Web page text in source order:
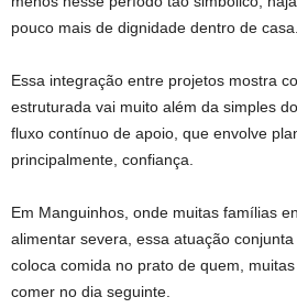
pouco mais de dignidade dentro de casa.
Essa integração entre projetos mostra
estruturada vai muito além da simples
fluxo contínuo de apoio, que envolve
principalmente, confiança.
Em Manguinhos, onde muitas famílias
alimentar severa, essa atuação
coloca comida no prato de quem,
comer no dia seguinte.